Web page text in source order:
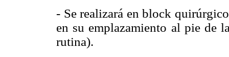
- Se realizará en block
en su emplazamiento al pie de
rutina).